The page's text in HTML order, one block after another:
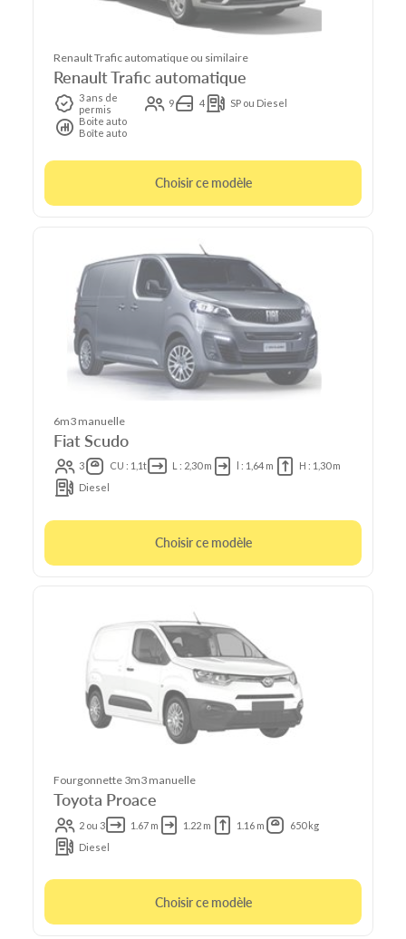
Renault Trafic automatique ou similaire
Renault Trafic automatique
3 ans de
permis
9 4
SP ou Diesel
Boite auto
Boîte auto
Choisir ce modèle
6m3 manuelle
Fiat Scudo
3 CU : 1,1t L : 2,30 m l : 1,64 m
H : 1,30 m
Diesel
Choisir ce modèle
Fourgonnette 3m3 manuelle
Toyota Proace
2 ou 3 1.67 m 1.22 m 1.16 m
650 kg
Diesel
Choisir ce modèle